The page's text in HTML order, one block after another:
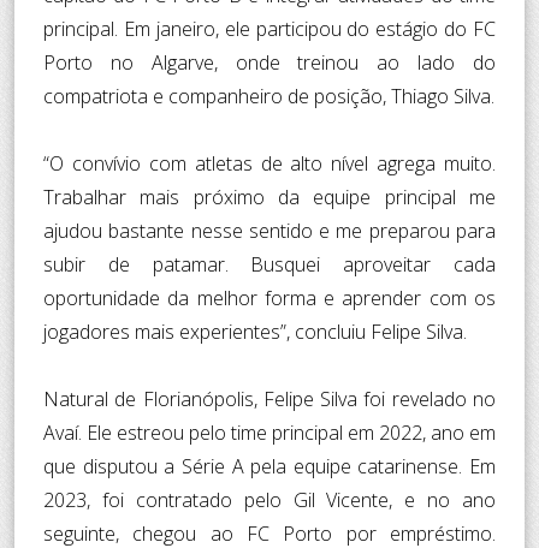
principal. Em janeiro, ele participou do estágio do FC
Porto no Algarve, onde treinou ao lado do
compatriota e companheiro de posição, Thiago Silva.
“O convívio com atletas de alto nível agrega muito.
Trabalhar mais próximo da equipe principal me
ajudou bastante nesse sentido e me preparou para
subir de patamar. Busquei aproveitar cada
oportunidade da melhor forma e aprender com os
jogadores mais experientes”, concluiu Felipe Silva.
Natural de Florianópolis, Felipe Silva foi revelado no
Avaí. Ele estreou pelo time principal em 2022, ano em
que disputou a Série A pela equipe catarinense. Em
2023, foi contratado pelo Gil Vicente, e no ano
seguinte, chegou ao FC Porto por empréstimo.